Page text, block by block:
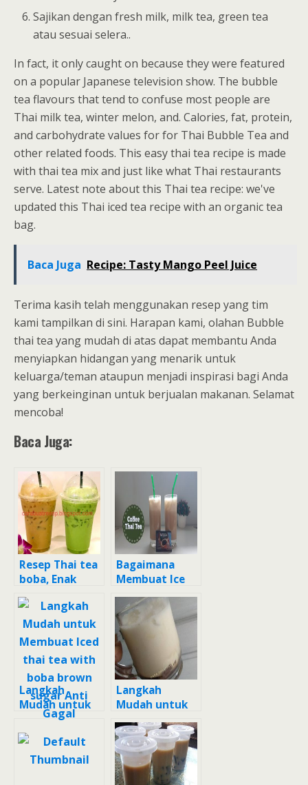
Sajikan dengan fresh milk, milk tea, green tea
atau sesuai selera..
In fact, it only caught on because they were featured
on a popular Japanese television show. The bubble
tea flavours that tend to confuse most people are
Thai milk tea, winter melon, and. Calories, fat, protein,
and carbohydrate values for for Thai Bubble Tea and
other related foods. This easy thai tea recipe is made
with thai tea mix and just like what Thai restaurants
serve. Latest note about this Thai tea recipe: we've
updated this Thai iced tea recipe with an organic tea
bag.
Baca Juga Recipe: Tasty Mango Peel Juice
Terima kasih telah menggunakan resep yang tim
kami tampilkan di sini. Harapan kami, olahan Bubble
thai tea yang mudah di atas dapat membantu Anda
menyiapkan hidangan yang menarik untuk
keluarga/teman ataupun menjadi inspirasi bagi Anda
yang berkeinginan untuk berjualan makanan. Selamat
mencoba!
Baca Juga:
Resep Thai tea
boba, Enak
Bagaimana
Membuat Ice
Coffee thai tea
(thai tea) Anti
Gagal
Langkah
Mudah untuk
Membuat Iced
thai tea with
boba brown
sugar Anti
Langkah
Mudah untuk
Menyiapkan
Resep thai tea
dan boba
homemade
Anti Gagal